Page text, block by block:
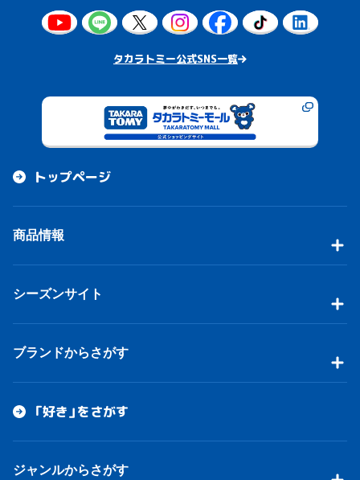
タカラトミー公式SNS一覧
トップページ
商品情報
シーズンサイト
ブランドからさがす
「好き」をさがす
ジャンルからさがす